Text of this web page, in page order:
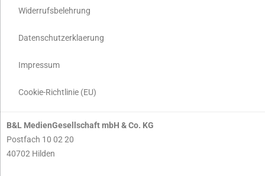
Widerrufsbelehrung
Datenschutzerklaerung
Impressum
Cookie-Richtlinie (EU)
B&L MedienGesellschaft mbH & Co. KG
Postfach 10 02 20
40702 Hilden